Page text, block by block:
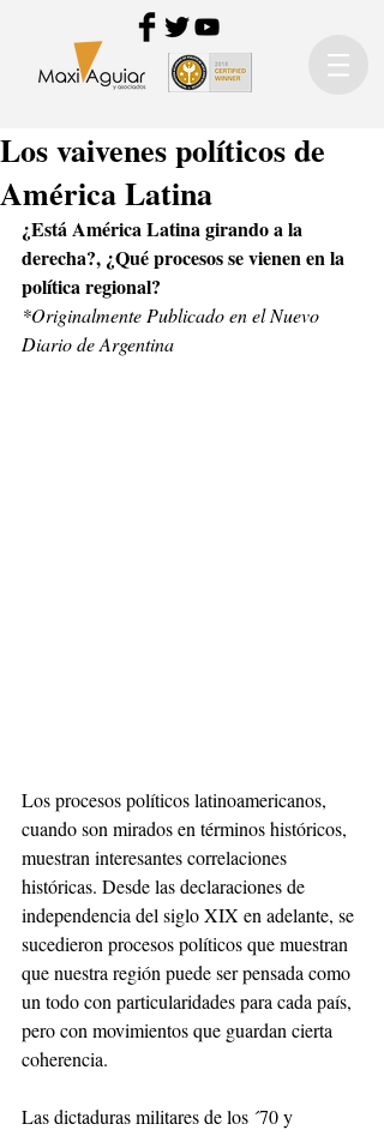
Los vaivenes políticos de
América Latina
¿Está América Latina girando a la
derecha?, ¿Qué procesos se vienen en la
política regional?
*Originalmente Publicado en el Nuevo
Diario de Argentina
Los procesos políticos latinoamericanos,
cuando son mirados en términos históricos,
muestran interesantes correlaciones
históricas. Desde las declaraciones de
independencia del siglo XIX en adelante, se
sucedieron procesos políticos que muestran
que nuestra región puede ser pensada como
un todo con particularidades para cada país,
pero con movimientos que guardan cierta
coherencia.
Las dictaduras militares de los ´70 y